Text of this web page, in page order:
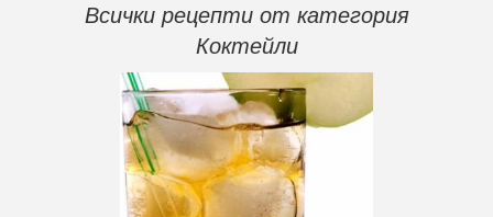
Всички рецепти от категория
Коктейли